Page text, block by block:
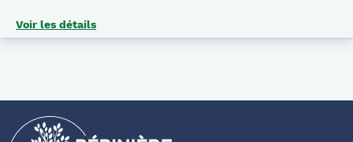
Voir les détails